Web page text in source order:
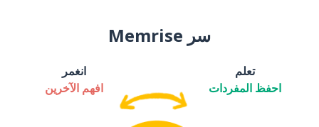
سر Memrise
تعلم
احفظ المفردات
انغمر
افهم الآخرين